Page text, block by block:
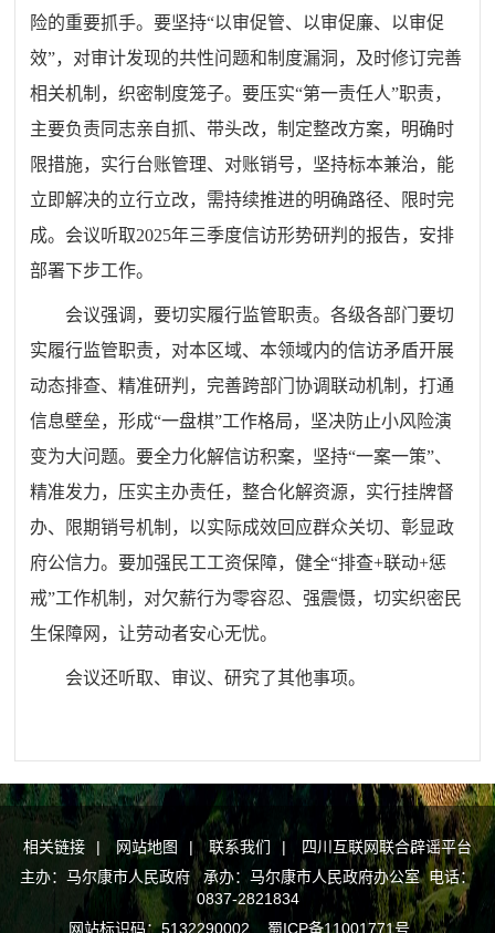
险的重要抓手。要坚持“以审促管、以审促廉、以审促
效”，对审计发现的共性问题和制度漏洞，及时修订完善
相关机制，织密制度笼子。要压实“第一责任人”职责，
主要负责同志亲自抓、带头改，制定整改方案，明确时
限措施，实行台账管理、对账销号，坚持标本兼治，能
立即解决的立行立改，需持续推进的明确路径、限时完
成。 会议听取2025年三季度信访形势研判的报告，安排
部署下步工作。
会议强调，要切实履行监管职责。各级各部门要切
实履行监管职责，对本区域、本领域内的信访矛盾开展
动态排查、精准研判，完善跨部门协调联动机制，打通
信息壁垒，形成“一盘棋”工作格局，坚决防止小风险演
变为大问题。要全力化解信访积案，坚持“一案一策”、
精准发力，压实主办责任，整合化解资源，实行挂牌督
办、限期销号机制，以实际成效回应群众关切、彰显政
府公信力。要加强民工工资保障，健全“排查+联动+惩
戒”工作机制，对欠薪行为零容忍、强震慑，切实织密民
生保障网，让劳动者安心无忧。
会议还听取、审议、研究了其他事项。
相关链接 | 网站地图 | 联系我们 |
四川互联网联合辟谣平台
主办：马尔康市人民政府 承办：马尔康市人民政府办公室 电话：
0837-2821834
网站标识码：5132290002 蜀ICP备11001771号